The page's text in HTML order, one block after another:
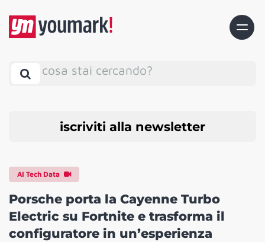
cosa stai cercando?
iscriviti alla newsletter
AI Tech Data
Porsche porta la Cayenne Turbo
Electric su Fortnite e trasforma il
configuratore in un’esperienza